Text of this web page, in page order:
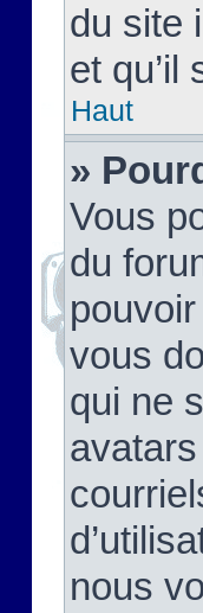
du site
et qu’il
Haut
»
Vous
du
vous
qui ne
nous